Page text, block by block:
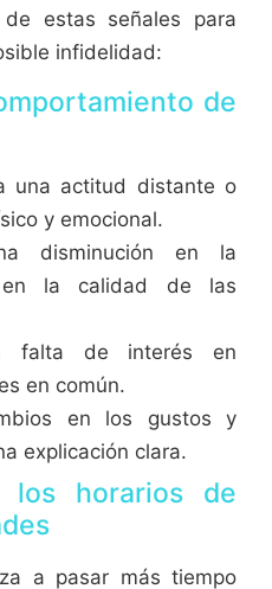
de estas señales para
infidelidad:
de
una actitud distante o
y emocional.
disminución en la
en la calidad de las
falta de interés en
en común.
en los gustos y
explicación clara.
los horarios de
a pasar más tiempo